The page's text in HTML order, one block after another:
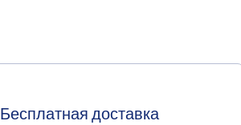
Бесплатная доставка